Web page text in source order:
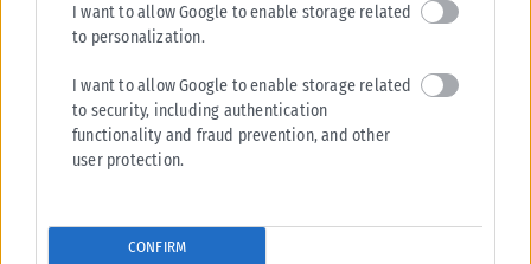
I want to allow Google to enable storage related
to personalization.
I want to allow Google to enable storage related
to security, including authentication
functionality and fraud prevention, and other
user protection.
CONFIRM